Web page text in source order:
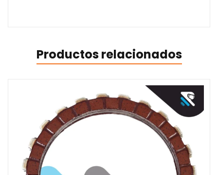
Productos relacionados